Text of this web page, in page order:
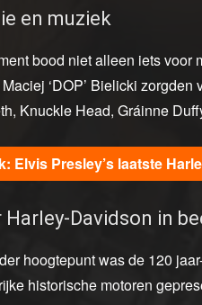
en muziek
bood niet alleen iets
‘DOP’ Bielicki
Knuckle Head, Gráinne
Elvis Presley’s laatste
Harley-Davidson in
hoogtepunt was de 120
historische motoren